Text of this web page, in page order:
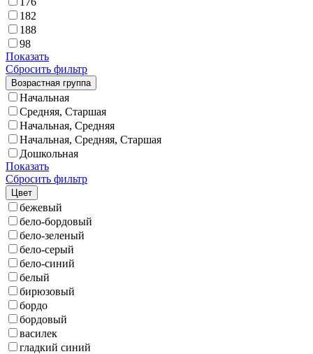
182
188
98
Показать
Сбросить фильтр
Возрастная группа
Начальная
Средняя, Старшая
Начальная, Средняя
Начальная, Средняя, Старшая
Дошкольная
Показать
Сбросить фильтр
Цвет
бежевый
бело-бордовый
бело-зеленый
бело-серый
бело-синий
белый
бирюзовый
бордо
бордовый
василек
гладкий синий